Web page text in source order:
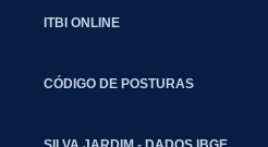
ITBI ONLINE
CÓDIGO DE POSTURAS